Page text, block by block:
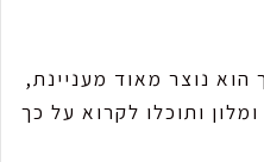
הוא נוצר מאוד מעניינת,
ותוכלו לקרוא על כך